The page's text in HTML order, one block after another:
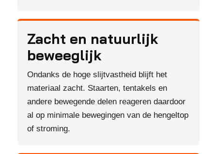
Zacht en natuurlijk
beweeglijk
Ondanks de hoge slijtvastheid blijft het
materiaal zacht. Staarten, tentakels en
andere bewegende delen reageren daardoor
al op minimale bewegingen van de hengeltop
of stroming.